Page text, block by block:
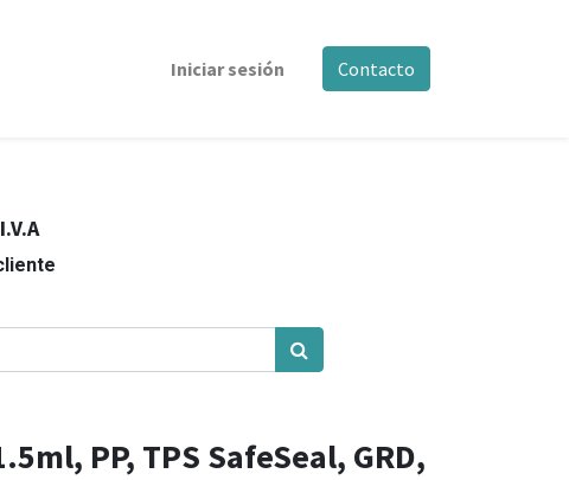
Iniciar sesión Contacto
PP, TPS SafeSeal, GRD,